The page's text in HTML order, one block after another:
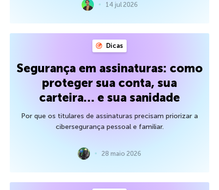
14 jul 2026
Dicas
Segurança em assinaturas: como
proteger sua conta, sua
carteira… e sua sanidade
Por que os titulares de assinaturas precisam priorizar a
cibersegurança pessoal e familiar.
28 maio 2026